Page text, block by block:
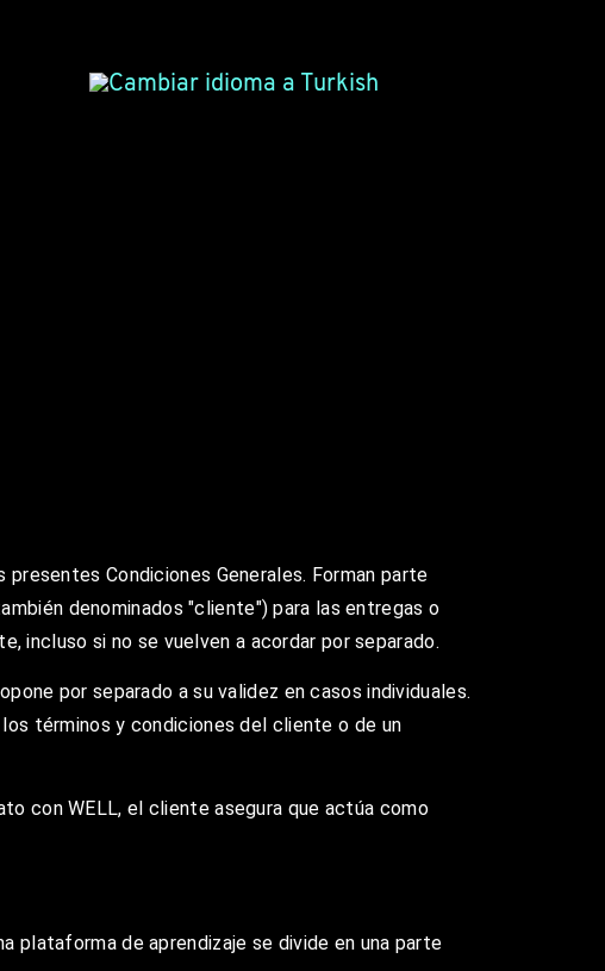
Condiciones Generales. Forman parte
denominados "cliente") para las entregas o
incluso si no se vuelven a acordar por separado.
por separado a su validez en casos individuales.
términos y condiciones del cliente o de un
con WELL, el cliente asegura que actúa como
plataforma de aprendizaje se divide en una parte